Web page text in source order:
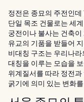
정전은 종묘의 주전인
단일 목조 건물로는 세
궁전이나 불사는 건축
유교의 기품을 받들어
비대칭 구조는 우리나
대칭을 이루는 모습을
위계질서를 따라 정전
굵기에 의미 있는 변화